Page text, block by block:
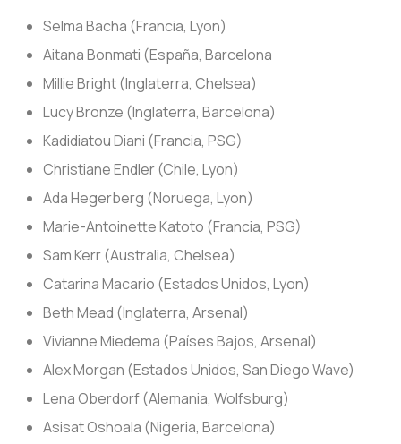
Selma Bacha (Francia, Lyon)
Aitana Bonmati (España, Barcelona
Millie Bright (Inglaterra, Chelsea)
Lucy Bronze (Inglaterra, Barcelona)
Kadidiatou Diani (Francia, PSG)
Christiane Endler (Chile, Lyon)
Ada Hegerberg (Noruega, Lyon)
Marie-Antoinette Katoto (Francia, PSG)
Sam Kerr (Australia, Chelsea)
Catarina Macario (Estados Unidos, Lyon)
Beth Mead (Inglaterra, Arsenal)
Vivianne Miedema (Países Bajos, Arsenal)
Alex Morgan (Estados Unidos, San Diego Wave)
Lena Oberdorf (Alemania, Wolfsburg)
Asisat Oshoala (Nigeria, Barcelona)